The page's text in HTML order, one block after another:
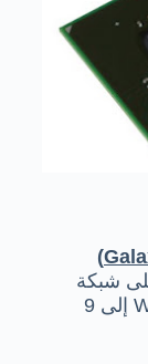
شبكة
معه في العمل على Wi-Fi إلى 9